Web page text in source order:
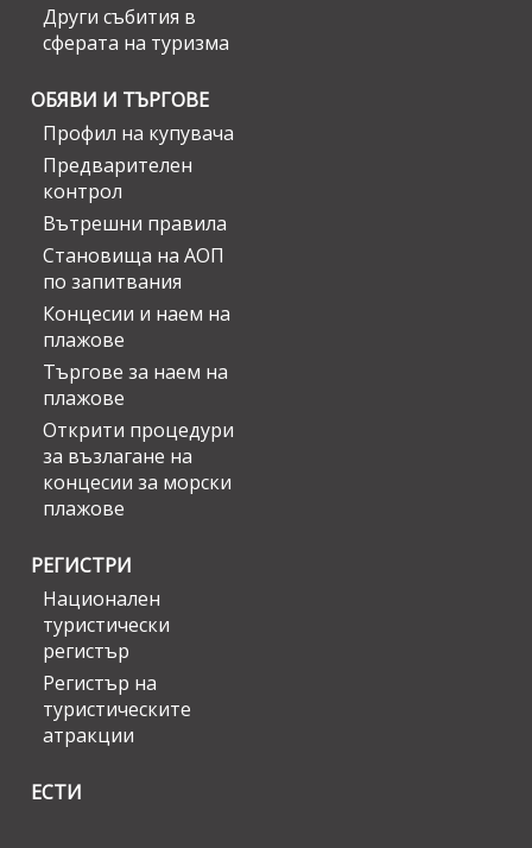
Други събития в
сферата на туризма
ОБЯВИ И ТЪРГОВЕ
Профил на купувача
Предварителен
контрол
Вътрешни правила
Становища на АОП
по запитвания
Концесии и наем на
плажове
Търгове за наем на
плажове
Открити процедури
за възлагане на
концесии за морски
плажове
РЕГИСТРИ
Национален
туристически
регистър
Регистър на
туристическите
атракции
ЕСТИ